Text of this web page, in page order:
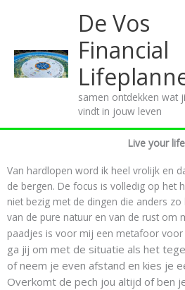
inhoud
De Vos
Financial
samen ontdekken wat
vindt in jouw leven
Live your
Van hardlopen word ik heel vrolijk en
de bergen. De focus is volledig op het
niet bezig met de dingen die anders
van de pure natuur en van de rust om
paadjes is voor mij een metafoor voor
ga jij om met de situatie als het
of neem je even afstand en kies je
Overkomt de pech jou altijd of ben